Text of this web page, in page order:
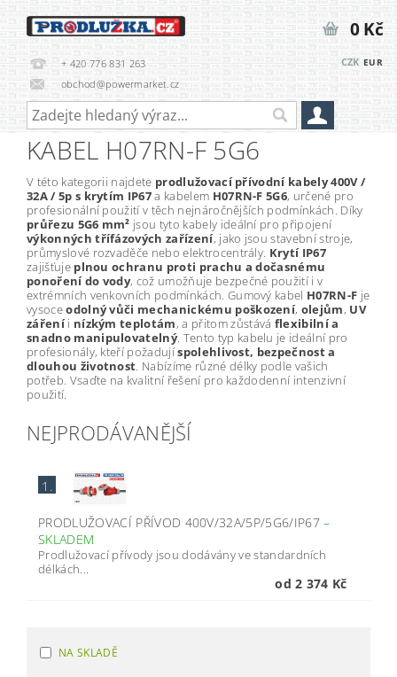
+ 420 776 831 263
obchod@powermarket.cz
CZK EUR
0 Kč
KABEL H07RN-F 5G6
V této kategorii najdete prodlužovací přívodní kabely 400V /
32A / 5p s krytím IP67a kabelem H07RN-F 5G6, určené pro
profesionální použití v těch nejnáročnějších podmínkách. Díky
průřezu 5G6 mm² jsou tyto kabely ideální pro připojení
výkonných třífázových zařízení, jako jsou stavební stroje,
průmyslové rozvaděče nebo elektrocentrály. Krytí IP67
zajišťuje plnou ochranu proti prachu a dočasnému
ponoření do vody, což umožňuje bezpečné použití i v
extrémních venkovních podmínkách. Gumový kabel H07RN-F je
vysoceodolný vůči mechanickému poškození, olejům, UV
zářeníi nízkým teplotám, a přitom zůstává flexibilní a
snadno manipulovatelný. Tento typ kabelu je ideální pro
profesionály, kteří požadujíspolehlivost, bezpečnost a
dlouhou životnost. Nabízíme různé délky podle vašich
potřeb. Vsaďte na kvalitní řešení pro každodenní intenzivní
použití.
NEJPRODÁVANĚJŠÍ
1.
PRODLUŽOVACÍ PŘÍVOD 400V/32A/5P/5G6/IP67–
SKLADEM
Prodlužovací přívody jsou dodávány ve standardních
délkách...
od 2 374 Kč
NA SKLADĚ